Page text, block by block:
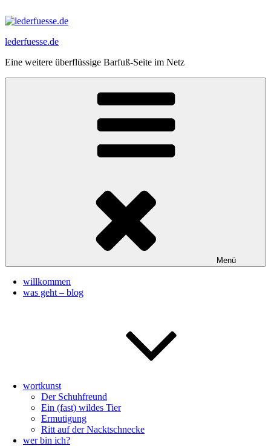
Inhalt
lederfuesse.de
Eine weitere überflüssige Barfuß-Seite im Netz
Menü
willkommen
was geht – blog
wortkunst
Der Schuhfreund
Ein (fast) wildes Tier
Ermutigung
Ritt auf der Nacktschnecke
wer bin ich?